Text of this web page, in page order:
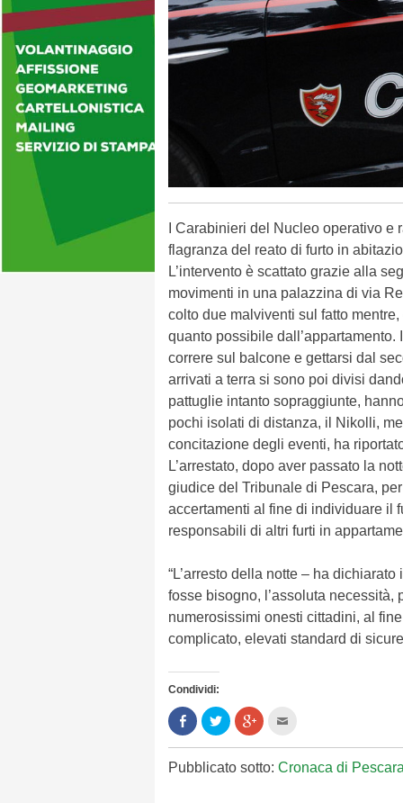
I Carabinieri del Nucleo operativo
flagranza del reato di furto in
L’intervento è scattato grazie alla
movimenti in una palazzina di via
colto due malviventi sul fatto
quanto possibile
correre sul balcone e gettarsi dal
arrivati a terra si sono poi divisi
pattuglie intanto sopraggiunte,
pochi isolati di distanza, il Nikolli,
concitazione degli eventi, ha
L’arrestato, dopo aver passato la
giudice del Tribunale di Pescara,
accertamenti al fine di individuare il
responsabili di altri furti in
“L’arresto della notte – ha
fosse bisogno, l’assoluta
numerosissimi onesti cittadini, al
complicato, elevati standard di
Condividi:
Condividi
su
Facebook
(Si
apre
in
Clicca
per
condividere
su
Twitter
(Si
Clicca
per
su
Google+
(Si
l'articolo
via
mail
Pubblicato sotto: Cronaca di Pescara